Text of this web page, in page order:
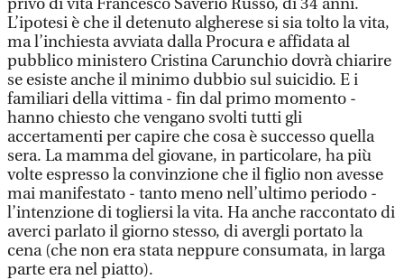
privo di vita Francesco Saverio Russo, di 34 anni.
L’ipotesi è che il detenuto algherese si sia tolto la vita,
ma l’inchiesta avviata dalla Procura e affidata al
pubblico ministero Cristina Carunchio dovrà chiarire
se esiste anche il minimo dubbio sul suicidio. E i
familiari della vittima - fin dal primo momento -
hanno chiesto che vengano svolti tutti gli
accertamenti per capire che cosa è successo quella
sera. La mamma del giovane, in particolare, ha più
volte espresso la convinzione che il figlio non avesse
mai manifestato - tanto meno nell’ultimo periodo -
l’intenzione di togliersi la vita. Ha anche raccontato di
averci parlato il giorno stesso, di avergli portato la
cena (che non era stata neppure consumata, in larga
parte era nel piatto).